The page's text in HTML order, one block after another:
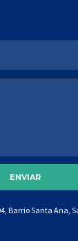
Barrio Santa Ana,